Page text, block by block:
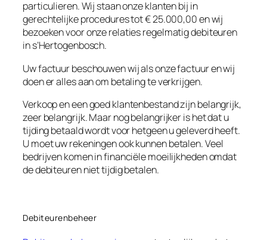
particulieren. Wij staan onze klanten bij in
gerechtelijke procedures tot € 25.000,00 en wij
bezoeken voor onze relaties regelmatig debiteuren
in s’Hertogenbosch.
Uw factuur beschouwen wij als onze factuur en wij
doen er alles aan om betaling te verkrijgen.
Verkoop en een goed klantenbestand zijn belangrijk,
zeer belangrijk. Maar nog belangrijker is het dat u
tijding betaald wordt voor hetgeen u geleverd heeft.
U moet uw rekeningen ook kunnen betalen. Veel
bedrijven komen in financiële moeilijkheden omdat
de debiteuren niet tijdig betalen.
Debiteurenbeheer